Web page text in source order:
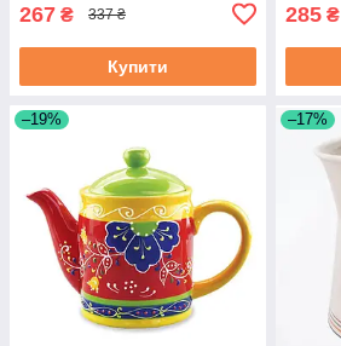
267 ₴ 337 ₴
Купити
285 ₴
–19% –17%